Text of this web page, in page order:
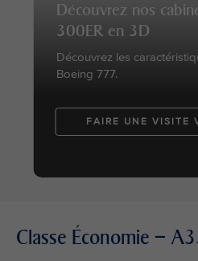
Découvrez nos
300ER en 3D
Découvrez les
Boeing 777.
FAIRE UNE VISITE
Classe Économie –